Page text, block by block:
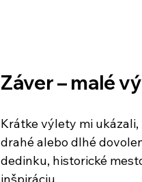
Záver – malé
Krátke výlety mi
drahé alebo dlhé
dedinku, historické
inšpiráciu.